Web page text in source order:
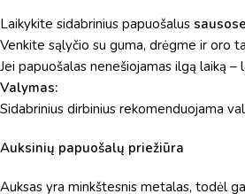
Laikykite sidabrinius papuošalus
Venkite sąlyčio su guma, drėgme ir oro
Jei papuošalas nenešiojamas ilgą laiką –
Valymas:
Sidabrinius dirbinius rekomenduojama
Auksinių papuošalų priežiūra
Auksas yra minkštesnis metalas, todėl